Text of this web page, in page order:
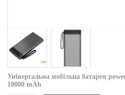
Універсальна мобільна батарея
10000 mAh